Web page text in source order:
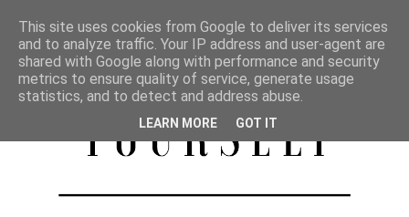
This site uses cookies from Google to deliver its services
and to analyze traffic. Your IP address and user-agent are
shared with Google along with performance and security
metrics to ensure quality of service, generate usage
statistics, and to detect and address abuse.
LEARN MORE GOT IT